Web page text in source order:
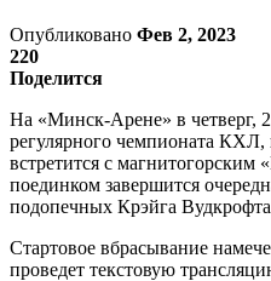
Опубликовано Фев 2, 2023
220
Поделится
На «Минск-Арене» в четверг,
регулярного чемпионата
встретится с
поединком завершится
подопечных Крэйга
Стартовое вбрасывание
проведет текстовую